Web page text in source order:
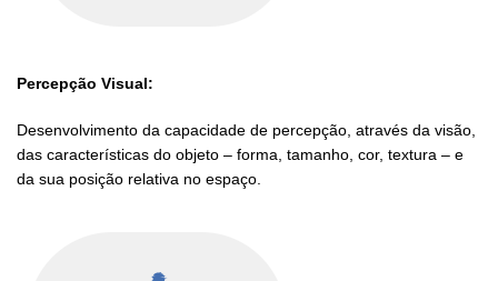
Percepção Visual:
Desenvolvimento da capacidade de percepção, através da visão,
das características do objeto – forma, tamanho, cor, textura – e
da sua posição relativa no espaço.